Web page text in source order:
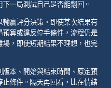
一局測試自己是否能翻回。
贏評分決策。即使某次結果有
算或違反停手條件，流程仍是
，即使短期結果不理想，也完
本、開始與結束時間、原定預
條件。隔天再回看，比在情緒